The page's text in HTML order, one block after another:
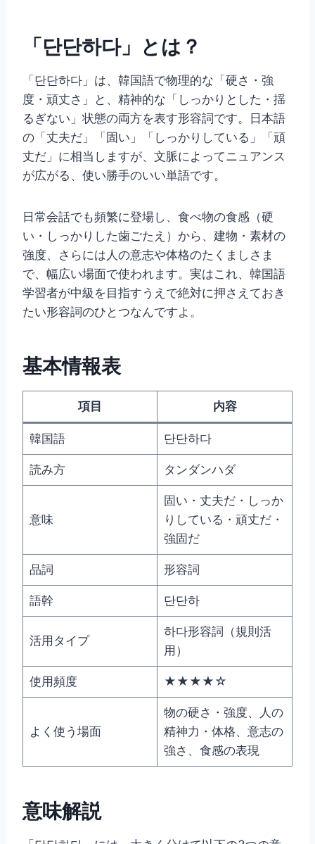
「단단하다」とは？
「단단하다」は、韓国語で物理的な「硬さ・強
度・頑丈さ」と、精神的な「しっかりとした・揺
るぎない」状態の両方を表す形容詞です。日本語
の「丈夫だ」「固い」「しっかりしている」「頑
丈だ」に相当しますが、文脈によってニュアンス
が広がる、使い勝手のいい単語です。
日常会話でも頻繁に登場し、食べ物の食感（硬
い・しっかりした歯ごたえ）から、建物・素材の
強度、さらには人の意志や体格のたくましさま
で、幅広い場面で使われます。実はこれ、韓国語
学習者が中級を目指すうえで絶対に押さえておき
たい形容詞のひとつなんですよ。
基本情報表
項目 内容
韓国語 단단하다
読み方 タンダンハダ
意味
固い・丈夫だ・しっか
りしている・頑丈だ・
強固だ
品詞 形容詞
語幹 단단하
活用タイプ
하다形容詞（規則活
用）
使用頻度 ★★★★☆
よく使う場面
物の硬さ・強度、人の
精神力・体格、意志の
強さ、食感の表現
意味解説